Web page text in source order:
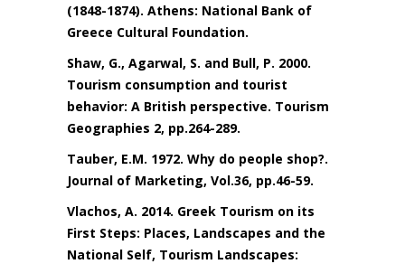
(1848-1874). Athens: National Bank of
Greece Cultural Foundation.
Shaw, G., Agarwal, S. and Bull, P. 2000.
Tourism consumption and tourist
behavior: A British perspective. Tourism
Geographies 2, pp.264-289.
Tauber, E.M. 1972. Why do people shop?.
Journal of Marketing, Vol.36, pp.46-59.
Vlachos, A. 2014. Greek Tourism on its
First Steps: Places, Landscapes and the
National Self, Tourism Landscapes: